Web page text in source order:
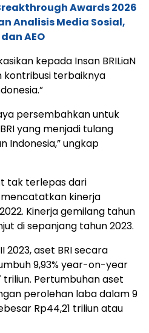
Awards 2026
Analisis Media Sosial,
AEO
kepada Insan BRILiaN
terbaiknya
persembahkan untuk
yang menjadi tulang
Indonesia,” ungkap
tak terlepas dari
mencatatkan kinerja
Kinerja gemilang tahun
di sepanjang tahun 2023.
2023, aset BRI secara
9,93% year-on-year
triliun. Pertumbuhan aset
perolehan laba dalam 9
Rp44,21 triliun atau